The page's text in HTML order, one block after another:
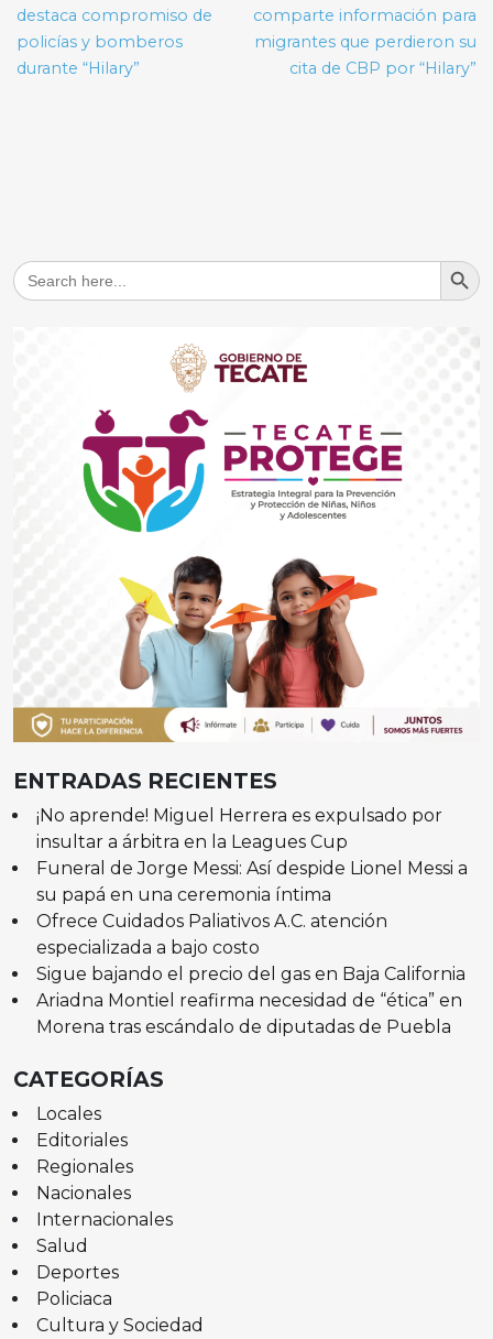
entradas
destaca compromiso de
policías y bomberos
durante “Hilary”
comparte información para
migrantes que perdieron su
cita de CBP por “Hilary”
Search
for:
Search
ENTRADAS RECIENTES
¡No aprende! Miguel Herrera es expulsado por
insultar a árbitra en la Leagues Cup
Funeral de Jorge Messi: Así despide Lionel Messi a
su papá en una ceremonia íntima
Ofrece Cuidados Paliativos A.C. atención
especializada a bajo costo
Sigue bajando el precio del gas en Baja California
Ariadna Montiel reafirma necesidad de “ética” en
Morena tras escándalo de diputadas de Puebla
CATEGORÍAS
Locales
Editoriales
Regionales
Nacionales
Internacionales
Salud
Deportes
Policiaca
Cultura y Sociedad